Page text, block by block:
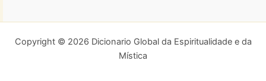
Copyright © 2026 Dicionario Global da Espiritualidade e da
Mística